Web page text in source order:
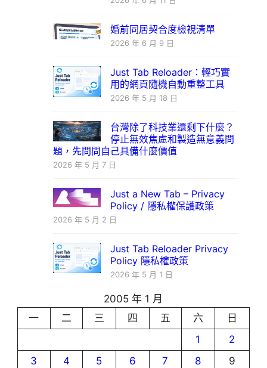
婚前同居契合度檢視清單
2026 年 6 月 9 日
Just Tab Reloader：輕巧實
用的網頁隨機自動重整工具
2026 年 5 月 18 日
台灣除了科技業還剩下什麼？
停止無效焦慮和製造無意義問
題，先問問自己具備什麼價值
2026 年 5 月 7 日
Just a New Tab – Privacy
Policy / 隱私權保護政策
2026 年 5 月 2 日
Just Tab Reloader Privacy
Policy 隱私權政策
2026 年 5 月 1 日
2005 年 1 月
一
二 三 四 五 六
日
1
2
3
4 5 6 7 8
9